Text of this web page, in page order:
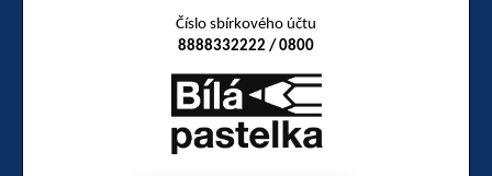
Číslo sbírkového účtu
8888332222 / 0800